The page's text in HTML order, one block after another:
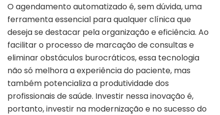
O agendamento automatizado é, sem dúvida, uma
ferramenta essencial para qualquer clínica que
deseja se destacar pela organização e eficiência. Ao
facilitar o processo de marcação de consultas e
eliminar obstáculos burocráticos, essa tecnologia
não só melhora a experiência do paciente, mas
também potencializa a produtividade dos
profissionais de saúde. Investir nessa inovação é,
portanto, investir na modernização e no sucesso do